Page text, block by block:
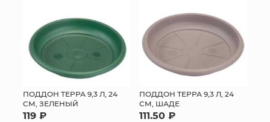
ПОДДОН ТЕРРА 9,3 Л, 24
СМ, ЗЕЛЕНЫЙ
119 ₽
ПОДДОН ТЕРРА 9,3 Л, 24
СМ, ШАДЕ
111.50 ₽